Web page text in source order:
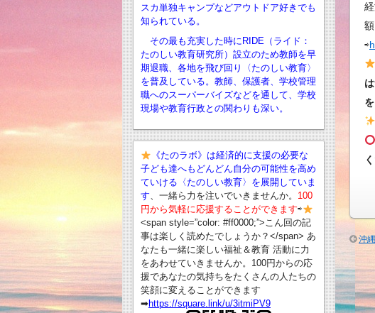
⇨
沖
スカ単独キャンプなどアウトドア好きでも
知られている。
その最も充実した時にRIDE（ライド：
たのしい教育研究所）設立のため教師を早
期退職、 各地を飛び回り〈たのしい教育〉
を普及している。教師、保護者、学校管理
職へのスーパーバイズなどを通して、学校
現場や教育行政との関わりも深い。
《たのラボ》は経済的に支援の必要な
子ども達へもどんどん自分の可能性を高め
ていける〈たのしい教育〉を展開していま
す、一緒ら力を注いでいきませんか。 100
円から気軽に応援することができます⇨
<span style=”color: #ff0000;”>こん回の記
事は楽しく読めたでしょうか？</span> あ
なたも一緒に楽しい福祉＆教育 活動に力
をあわせていきませんか。100円からの応
援であなたの気持ちをたくさんの人たちの
笑顔に変えることができます
➡︎https://square.link/u/3itmiPV9